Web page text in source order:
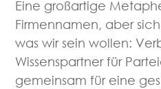
Eine großartige
Firmennamen, aber
was wir sein wollen:
Wissenspartner für
gemeinsam für eine